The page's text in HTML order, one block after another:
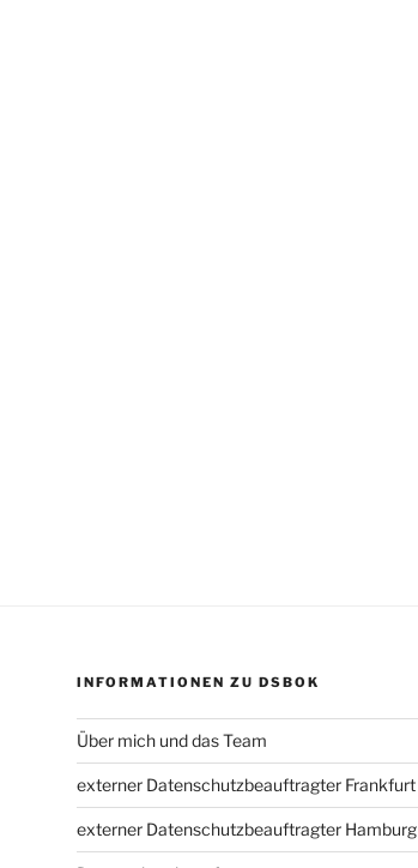
INFORMATIONEN ZU DSBOK
Über mich und das Team
externer Datenschutzbeauftragter Frankfurt
externer Datenschutzbeauftragter Hamburg